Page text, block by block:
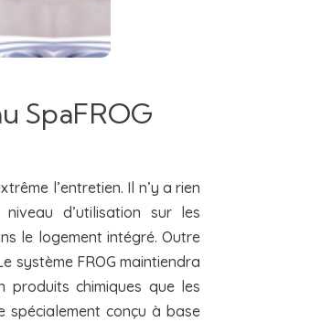
SpaFROG
l’entretien. Il n’y a rien
d’utilisation sur les
le logement intégré. Outre
système FROG maintiendra
produits chimiques que les
spécialement conçu à base